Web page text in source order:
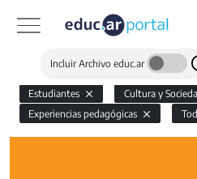
Incluir Archivo educ.ar
Estudiantes
Cultura y
Experiencias pedagógicas